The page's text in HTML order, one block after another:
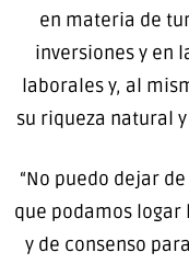
en materia de
inversiones y en
laborales y, al
su riqueza natural
“No puedo dejar
que podamos logar
y de consenso